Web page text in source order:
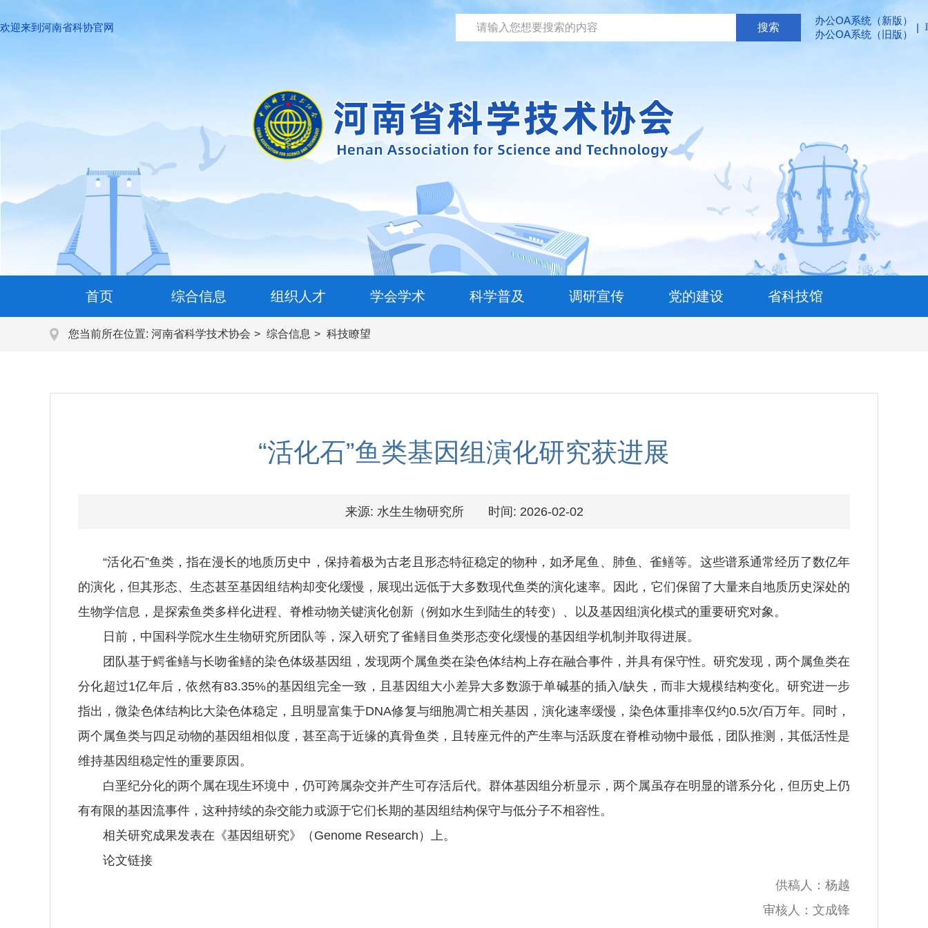
欢迎来到河南省科协官网
办公OA系统（新版）
办公OA系统（旧版）
|
首页 综合信息 组织人才 学会学术 科学普及 调研宣传 党的建设 省科技馆
您当前所在位置: 河南省科学技术协会 综合信息 科技瞭望
“活化石”鱼类基因组演化研究获进展
来源: 水生生物研究所 时间: 2026-02-02
“活化石”鱼类，指在漫长的地质历史中，保持着极为古老且形态特征稳定的物种，如矛尾鱼、肺鱼、雀鳝等。这些谱系通常经历了数亿年
的演化，但其形态、生态甚至基因组结构却变化缓慢，展现出远低于大多数现代鱼类的演化速率。因此，它们保留了大量来自地质历史深处的
生物学信息，是探索鱼类多样化进程、脊椎动物关键演化创新（例如水生到陆生的转变）、以及基因组演化模式的重要研究对象。
日前，中国科学院水生生物研究所团队等，深入研究了雀鳝目鱼类形态变化缓慢的基因组学机制并取得进展。
团队基于鳄雀鳝与长吻雀鳝的染色体级基因组，发现两个属鱼类在染色体结构上存在融合事件，并具有保守性。研究发现，两个属鱼类在
分化超过1亿年后，依然有83.35%的基因组完全一致，且基因组大小差异大多数源于单碱基的插入/缺失，而非大规模结构变化。研究进一步
指出，微染色体结构比大染色体稳定，且明显富集于DNA修复与细胞凋亡相关基因，演化速率缓慢，染色体重排率仅约0.5次/百万年。同时，
两个属鱼类与四足动物的基因组相似度，甚至高于近缘的真骨鱼类，且转座元件的产生率与活跃度在脊椎动物中最低，团队推测，其低活性是
维持基因组稳定性的重要原因。
白垩纪分化的两个属在现生环境中，仍可跨属杂交并产生可存活后代。群体基因组分析显示，两个属虽存在明显的谱系分化，但历史上仍
有有限的基因流事件，这种持续的杂交能力或源于它们长期的基因组结构保守与低分子不相容性。
相关研究成果发表在《基因组研究》（ Genome Research ）上。
论文链接
供稿人：杨越
审核人：文成锋